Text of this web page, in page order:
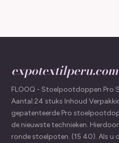
expotextilperu.com
FLOOQ - Stoelpootdoppen Pro
Aantal:24 stuks Inhoud
gepatenteerde Pro
de nieuwste technieken.
ronde stoelpoten. (15 40). Als u